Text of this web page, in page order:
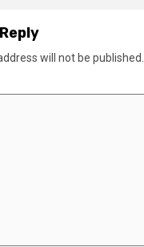
will not be published.